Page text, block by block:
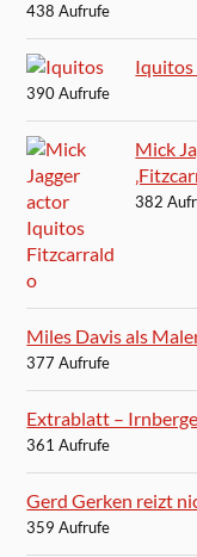
438 Aufrufe
Iquitos
390 Aufrufe
Mick
382
Miles Davis als
377 Aufrufe
Extrablatt –
361 Aufrufe
Gerd Gerken reizt
359 Aufrufe